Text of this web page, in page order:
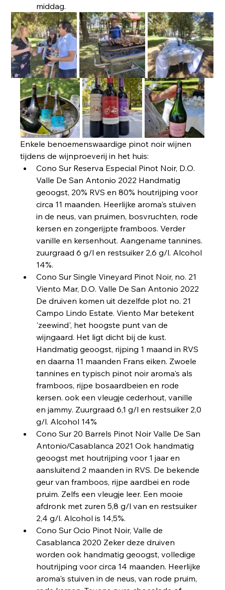
middag.
Enkele benoemenswaardige pinot noir wijnen
tijdens de wijnproeverij in het huis:
Cono Sur Reserva Especial Pinot Noir, D.O.
Valle De San Antonio 2022 Handmatig
geoogst, 20% RVS en 80% houtrijping voor
circa 11 maanden. Heerlijke aroma's stuiven
in de neus, van pruimen, bosvruchten, rode
kersen en zongerijpte framboos. Verder
vanille en kersenhout. Aangename tannines.
zuurgraad 6 g/l en restsuiker 2,6 g/l. Alcohol
14%.
Cono Sur Single Vineyard Pinot Noir, no. 21
Viento Mar, D.O. Valle De San Antonio 2022
De druiven komen uit dezelfde plot no. 21
Campo Lindo Estate. Viento Mar betekent
'zeewind', het hoogste punt van de
wijngaard. Het ligt dicht bij de kust.
Handmatig geoogst, rijping 1 maand in RVS
en daarna 11 maanden Frans eiken. Zwoele
tannines en typisch pinot noir aroma's als
framboos, rijpe bosaardbeien en rode
kersen. ook een vleugje cederhout, vanille
en jammy. Zuurgraad 6,1 g/l en restsuiker 2,0
g/l. Alcohol 14%
Cono Sur 20 Barrels Pinot Noir Valle De San
Antonio/Casablanca 2021 Ook handmatig
geoogst met houtrijping voor 1 jaar en
aansluitend 2 maanden in RVS. De bekende
geur van framboos, rijpe aardbei en rode
pruim. Zelfs een vleugje leer. Een mooie
afdronk met zuren 5,8 g/l van en restsuiker
2,4 g/l. Alcohol is 14,5%.
Cono Sur Ocio Pinot Noir, Valle de
Casablanca 2020 Zeker deze druiven
worden ook handmatig geoogst, volledige
houtrijping voor circa 14 maanden. Heerlijke
aroma's stuiven in de neus, van rode pruim,